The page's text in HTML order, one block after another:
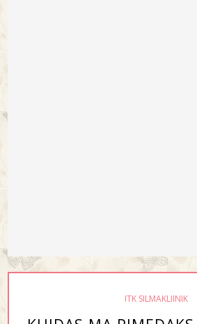
ITK SILMAKLIINIK